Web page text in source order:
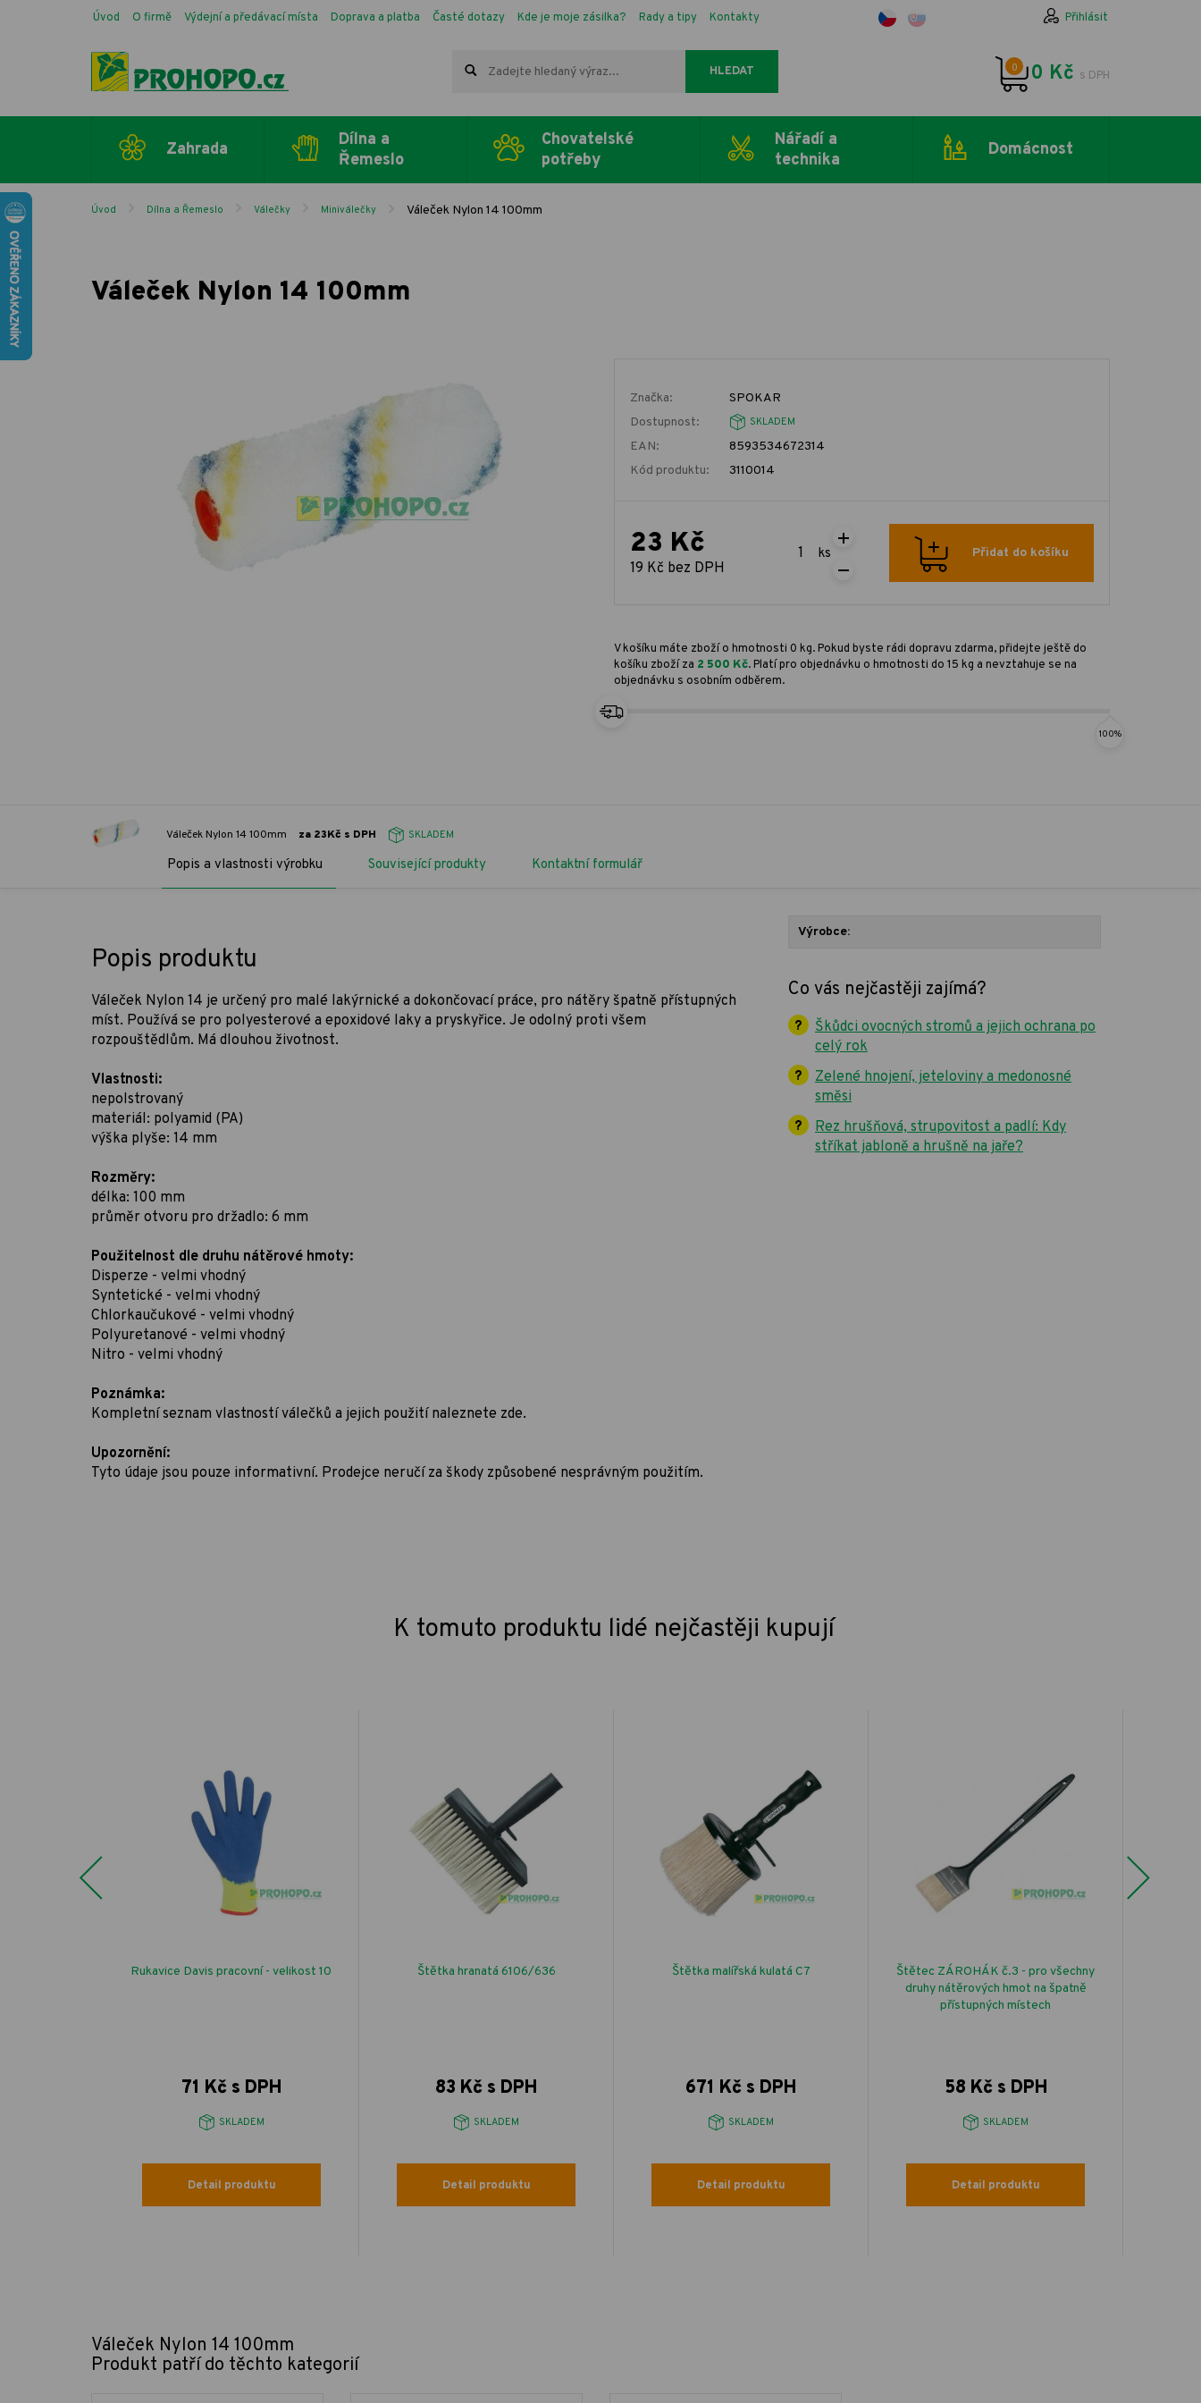
Úvod O firmě Výdejní a předávací místa Doprava a platba Časté dotazy Kde je moje zásilka? Rady a tipy Kontakty Přihlásit
HLEDAT 0 0 Kč s DPH
Zahrada
Dílna a
Řemeslo
Chovatelské
potřeby
Nářadí a
technika
Domácnost
Úvod Dílna a Řemeslo Válečky Miniválečky Váleček Nylon 14 100mm
Váleček Nylon 14 100mm
Značka:
SPOKAR
Dostupnost:
SKLADEM
EAN:
8593534672314
Kód produktu:
3110014
23 Kč
19 Kč bez DPH
ks Přidat do košíku
V košíku máte zboží o hmotnosti 0 kg. Pokud byste rádi dopravu zdarma, přidejte ještě do
košíku zboží za 2 500 Kč. Platí pro objednávku o hmotnosti do 15 kg a nevztahuje se na
objednávku s osobním odběrem.
100%
Váleček Nylon 14 100mm za 23Kč s DPH SKLADEM
Popis a vlastnosti výrobku Související produkty Kontaktní formulář
Popis produktu
Váleček Nylon 14 je určený pro malé lakýrnické a dokončovací práce, pro nátěry špatně přístupných
míst. Používá se pro polyesterové a epoxidové laky a pryskyřice. Je odolný proti všem
rozpouštědlům. Má dlouhou životnost.
Vlastnosti:
nepolstrovaný
materiál: polyamid (PA)
výška plyše: 14 mm
Rozměry:
délka: 100 mm
průměr otvoru pro držadlo: 6 mm
Použitelnost dle druhu nátěrové hmoty:
Disperze - velmi vhodný
Syntetické - velmi vhodný
Chlorkaučukové - velmi vhodný
Polyuretanové - velmi vhodný
Nitro - velmi vhodný
Poznámka:
Kompletní seznam vlastností válečků a jejich použití naleznete zde.
Upozornění:
Tyto údaje jsou pouze informativní. Prodejce neručí za škody způsobené nesprávným použitím.
Výrobce:
Co vás nejčastěji zajímá?
Škůdci ovocných stromů a jejich ochrana po
celý rok
Zelené hnojení, jeteloviny a medonosné
směsi
Rez hrušňová, strupovitost a padlí: Kdy
stříkat jabloně a hrušně na jaře?
K tomuto produktu lidé nejčastěji kupují
Previous
Rukavice Davis pracovní - velikost 10
71 Kč s DPH
SKLADEM
Detail produktu
Štětka hranatá 6106/636
83 Kč s DPH
SKLADEM
Detail produktu
Štětka malířská kulatá C7
671 Kč s DPH
SKLADEM
Detail produktu
Štětec ZÁROHÁK č.3 - pro všechny
druhy nátěrových hmot na špatně
přístupných místech
58 Kč s DPH
SKLADEM
Detail produktu
Next
Váleček Nylon 14 100mm
Produkt patří do těchto kategorií